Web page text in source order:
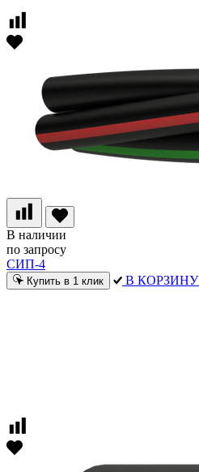
В наличии
по запросу
СИП-4
Купить в 1 клик В КОРЗИНУ